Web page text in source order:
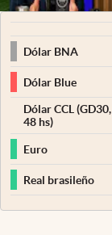
Dólar BNA
Dólar Blue
Dólar CCL (GD30,
48 hs)
Euro
Real brasileño